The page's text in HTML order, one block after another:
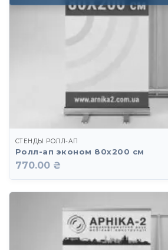
СТЕНДЫ РОЛЛ-АП
Ролл-ап эконом 80х200 см
770.00 ₴